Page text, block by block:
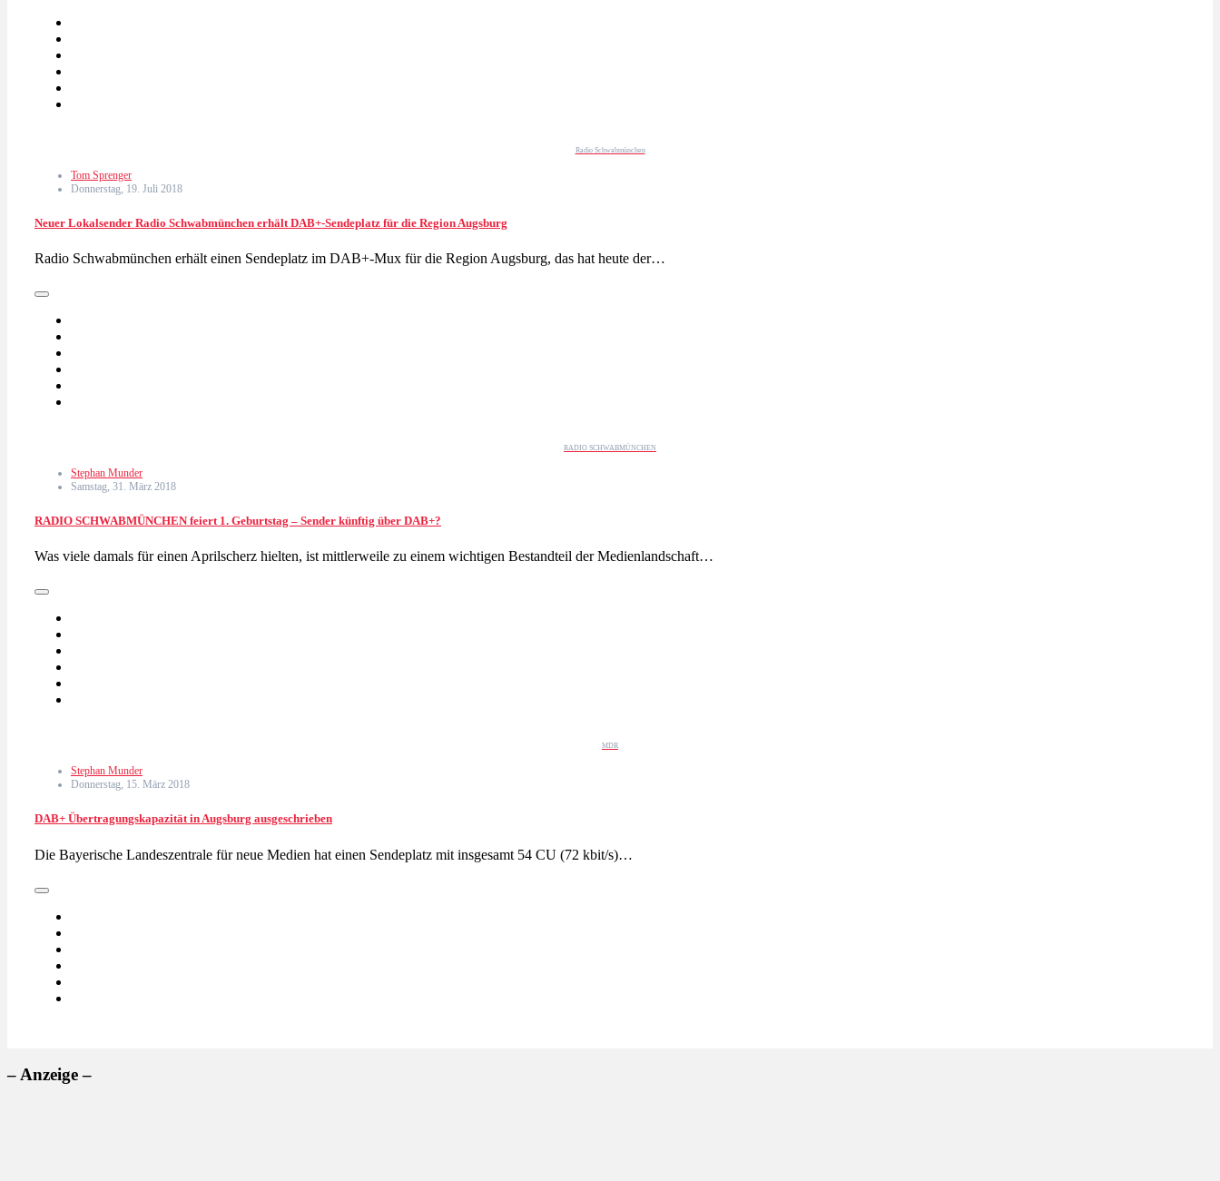
Radio Schwabmünchen
Tom Sprenger
Donnerstag, 19. Juli 2018
Neuer Lokalsender Radio Schwabmünchen erhält DAB+-Sendeplatz für die Region Augsburg
Radio Schwabmünchen erhält einen Sendeplatz im DAB+-Mux für die Region Augsburg, das hat heute der…
RADIO SCHWABMÜNCHEN
Stephan Munder
Samstag, 31. März 2018
RADIO SCHWABMÜNCHEN feiert 1. Geburtstag – Sender künftig über DAB+?
Was viele damals für einen Aprilscherz hielten, ist mittlerweile zu einem wichtigen Bestandteil der Medienlandschaft…
MDR
Stephan Munder
Donnerstag, 15. März 2018
DAB+ Übertragungskapazität in Augsburg ausgeschrieben
Die Bayerische Landeszentrale für neue Medien hat einen Sendeplatz mit insgesamt 54 CU (72 kbit/s)…
– Anzeige –